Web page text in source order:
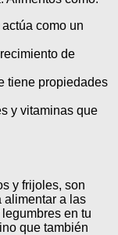
como un
de
tiene propiedades
y vitaminas que
y frijoles, son
alimentar a las
en tu
que también